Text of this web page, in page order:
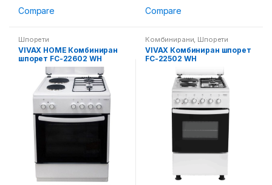
Compare Compare
Шпорети
VIVAX HOME Комбиниран
шпорет FC-22602 WH
Комбинирани Шпорети
VIVAX Комбиниран шпорет
FC-22502 WH